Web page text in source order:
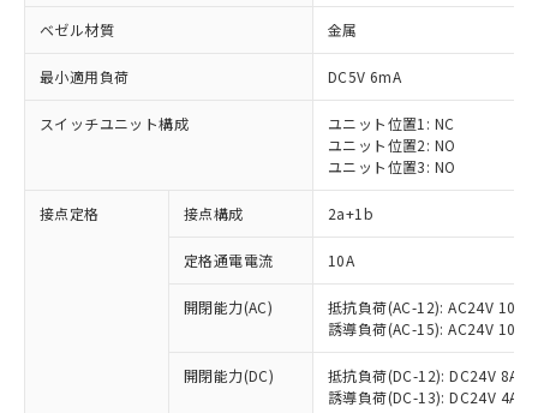
ベゼル材質 金属
最小適用負荷 DC5V 6mA
スイッチユニット構成
ユニット位置1: NC
ユニット位置2: NO
ユニット位置3: NO
接点定格 接点構成 2a+1b
定格通電電流 10A
開閉能力(AC)
抵抗負荷(AC-12): AC24V 10A/
誘導負荷(AC-15): AC24V
開閉能力(DC)
抵抗負荷(DC-12): DC24V 8A/
誘導負荷(DC-13): DC24V 4A/
ご利用条件
対応済み：EU RoHS指令（10物質）の
非含有に対応した製品が提供可能な商品で
有に対応した製品に切り替える予定のある